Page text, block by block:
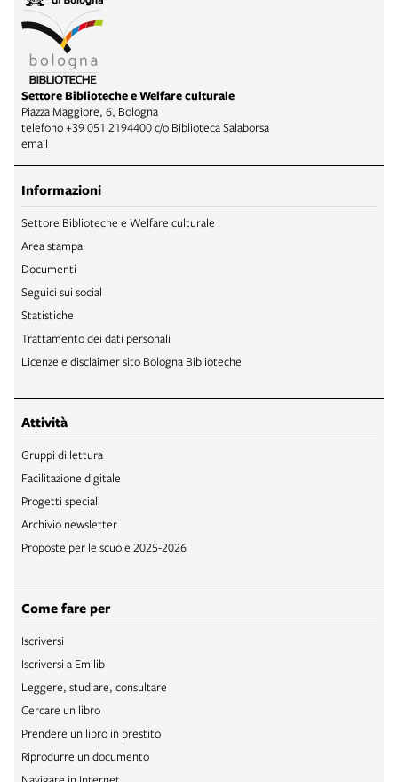
Settore Biblioteche e Welfare culturale
Piazza Maggiore, 6, Bologna
telefono+39 051 2194400 c/o Biblioteca Salaborsa
email
Informazioni
Settore Biblioteche e Welfare culturale
Area stampa
Documenti
Seguici sui social
Statistiche
Trattamento dei dati personali
Licenze e disclaimer sito Bologna Biblioteche
Attività
Gruppi di lettura
Facilitazione digitale
Progetti speciali
Archivio newsletter
Proposte per le scuole 2025-2026
Come fare per
Iscriversi
Iscriversi a Emilib
Leggere, studiare, consultare
Cercare un libro
Prendere un libro in prestito
Riprodurre un documento